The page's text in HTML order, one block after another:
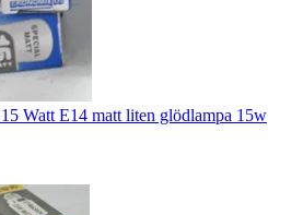
Watt E14 matt liten glödlampa 15w